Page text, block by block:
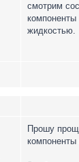
смотрим
компоненты
жидкостью.
Прошу
компоненты